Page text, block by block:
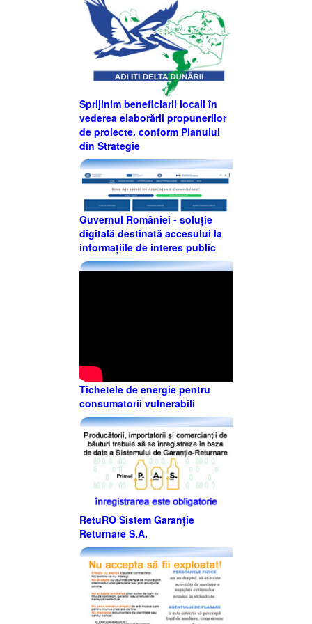
Sprijinim beneficiarii locali în
vederea elaborării propunerilor
de proiecte, conform Planului
din Strategie
Guvernul României - soluție
digitală destinată accesului la
informațiile de interes public
Tichetele de energie pentru
consumatorii vulnerabili
RetuRO Sistem Garanție
Returnare S.A.